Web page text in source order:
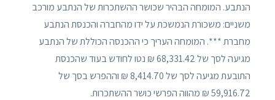
הנתבע. המומחה הבהיר שכושר ההשתכרות של הנתבע מורכב
משניים: משכורת הנמשכת על ידו מהחברה והכנסת הנתבע
מחברת ***. המומחה העריך כי ההכנסה הכוללת של הנתבע
מגיעה לסך של 68,331.42 ₪ נטו לחודש בעוד שהכנסת
התובעת מגיעה לסך של 8,414.70 ₪ וההפרש בסך של
59,916.72 ₪ מהווה הפרשי כושר ההשתכרות.